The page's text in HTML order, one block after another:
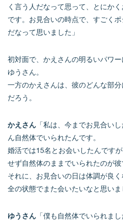
く言う人だなって思って、とにか
です。お見合いの時点で、すごく
だなって思いました」
初対面で、かえさんの明るいパワ
ゆうさん。
一方のかえさんは、彼のどんな部
だろう。
かえさん 「私は、今までお見合い
ん自然体でいられたんです。
婚活では15名とお会いしたんです
せず自然体のままでいられたのが彼
それに、お見合いの日は体調が良
全の状態でまた会いたいなと思いま
ゆうさん 「僕も自然体でいられま